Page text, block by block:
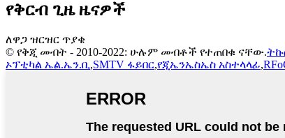
የቅርብ ጊዜ ዜናዎች
ለዋጋ ዝርዝር ጥያቄ
© የቅጂ መብት - 2010-2022: ሁሉም መብቶች የተጠበቁ ናቸው.
ኦፕቲካል ኤል.ኤን.ቢ,SMTV ፋይበር,የጂኤንኤስኤስ አስተላላፊ,